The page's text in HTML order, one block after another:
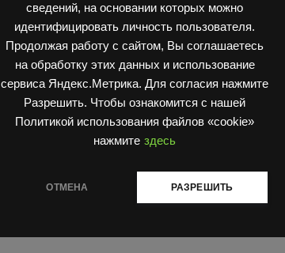
сведений, на основании которых можно
идентифицировать личность пользователя.
Продолжая работу с сайтом, Вы соглашаетесь
на обработку этих данных и использование
сервиса Яндекс.Метрика. Для согласия нажмите
Разрешить. Чтобы ознакомится с нашей
Политикой использования файлов «cookie»
нажмите здесь
ОТМЕНА РАЗРЕШИТЬ